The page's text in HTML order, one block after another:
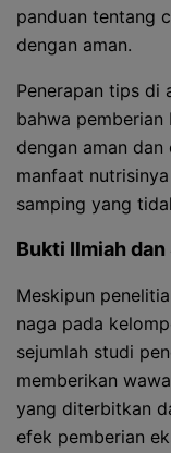
panduan tentang
dengan aman.
Penerapan tips di
bahwa
dengan aman
manfaat
samping yang
Bukti Ilmiah
Meskipun
naga pada
sejumlah studi
memberikan
yang diterbitkan
efek pemberian